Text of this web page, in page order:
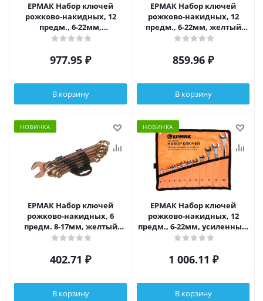
ЕРМАК Набор ключей
рожково-накидных, 12
предм., 6-22мм,
полированные CRV, пластик
977.95 ₽
В корзину
ЕРМАК Набор ключей
рожково-накидных, 12
предм., 6-22мм, желтый
цинк,
859.96 ₽
В корзину
НОВИНКА
ЕРМАК Набор ключей
рожково-накидных, 6
предм. 8-17мм, желтый
цинк
402.71 ₽
В корзину
НОВИНКА
ЕРМАК Набор ключей
рожково-накидных, 12
предм., 6-22мм, усиленные,
в сумке
1 006.11 ₽
В корзину